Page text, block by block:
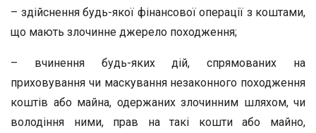
– здійснення будь-якої фінансової операції з коштами,
що мають злочинне джерело походження;
– вчинення будь-яких дій, спрямованих на
приховування чи маскування незаконного походження
коштів або майна, одержаних злочинним шляхом, чи
володіння ними, прав на такі кошти або майно,